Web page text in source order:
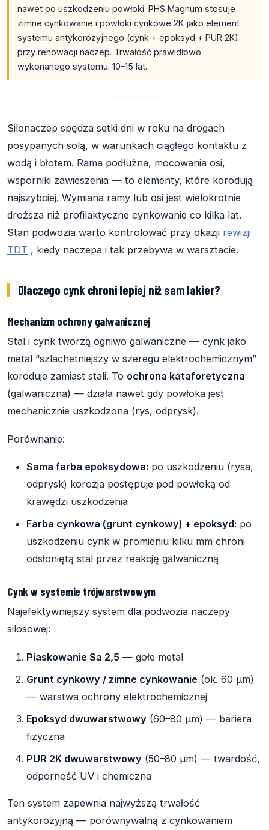
nawet po uszkodzeniu powłoki. PHS Magnum stosuje
zimne cynkowanie i powłoki cynkowe 2K jako element
systemu antykorozyjnego (cynk + epoksyd + PUR 2K)
przy renowacji naczep. Trwałość prawidłowo
wykonanego systemu: 10–15 lat.
Silonaczep spędza setki dni w roku na drogach
posypanych solą, w warunkach ciągłego kontaktu z
wodą i błotem. Rama podłużna, mocowania osi,
wsporniki zawieszenia — to elementy, które korodują
najszybciej. Wymiana ramy lub osi jest wielokrotnie
droższa niż profilaktyczne cynkowanie co kilka lat.
Stan podwozia warto kontrolować przy okazji rewizji
TDT , kiedy naczepa i tak przebywa w warsztacie.
Dlaczego cynk chroni lepiej niż sam lakier?
Mechanizm ochrony galwanicznej
Stal i cynk tworzą ogniwo galwaniczne — cynk jako
metal “szlachetniejszy w szeregu elektrochemicznym”
koroduje zamiast stali. To ochrona katafor­etyczna
(galwaniczna) — działa nawet gdy powłoka jest
mechanicznie uszkodzona (rys, odprysk).
Porównanie:
Sama farba epoksydowa: po uszkodzeniu (rysa,
odprysk) korozja postępuje pod powłoką od
krawędzi uszkodzenia
Farba cynkowa (grunt cynkowy) + epoksyd: po
uszkodzeniu cynk w promieniu kilku mm chroni
odsłoniętą stal przez reakcję galwaniczną
Cynk w systemie trójwarstwowym
Najefektywniejszy system dla podwozia naczepy
silosowej:
Piaskowanie Sa 2,5 — gołe metal
Grunt cynkowy / zimne cynkowanie (ok. 60 µm)
— warstwa ochrony elektrochemicznej
Epoksyd dwuwarstwowy (60–80 µm) — bariera
fizyczna
PUR 2K dwuwarstwowy (50–80 µm) — twardość,
odporność UV i chemiczna
Ten system zapewnia najwyższą trwałość
antykorozyjną — porównywalną z cynkowaniem